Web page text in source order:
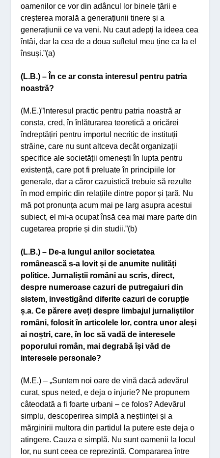
oamenilor ce vor din adâncul lor binele țării e
creșterea morală a generațiunii tinere și a
generațiunii ce va veni. Nu caut adepți la ideea cea
întâi, dar la cea de a doua sufletul meu ține ca la el
însuși.”(a)
(L.B.) – În ce ar consta interesul pentru patria
noastră?
(M.E.)”Interesul practic pentru patria noastră ar
consta, cred, în înlăturarea teoretică a oricărei
îndreptățiri pentru importul necritic de instituții
străine, care nu sunt altceva decât organizații
specifice ale societății omenești în lupta pentru
existență, care pot fi preluate în principiile lor
generale, dar a căror cazuistică trebuie să rezulte
în mod empiric din relațiile dintre popor și țară. Nu
mă pot pronunța acum mai pe larg asupra acestui
subiect, el mi-a ocupat însă cea mai mare parte din
cugetarea proprie și din studii.”(b)
(L.B.) – De-a lungul anilor societatea
românească s-a lovit și de anumite nulități
politice. Jurnaliștii români au scris, direct,
despre numeroase cazuri de putregaiuri din
sistem, investigând diferite cazuri de corupție
ș.a. Ce părere aveți despre limbajul jurnaliștilor
români, folosit în articolele lor, contra unor aleși
ai noștri, care, în loc să vadă de interesele
poporului român, mai degrabă își văd de
interesele personale?
(M.E.) – „Suntem noi oare de vină dacă adevărul
curat, spus neted, e deja o injurie? Ne propunem
câteodată a fi foarte urbani – ce folos? Adevărul
simplu, descoperirea simplă a neștiinței și a
mărginirii multora din partidul la putere este deja o
atingere. Cauza e simplă. Nu sunt oamenii la locul
lor, nu sunt ceea ce reprezintă. Compararea între